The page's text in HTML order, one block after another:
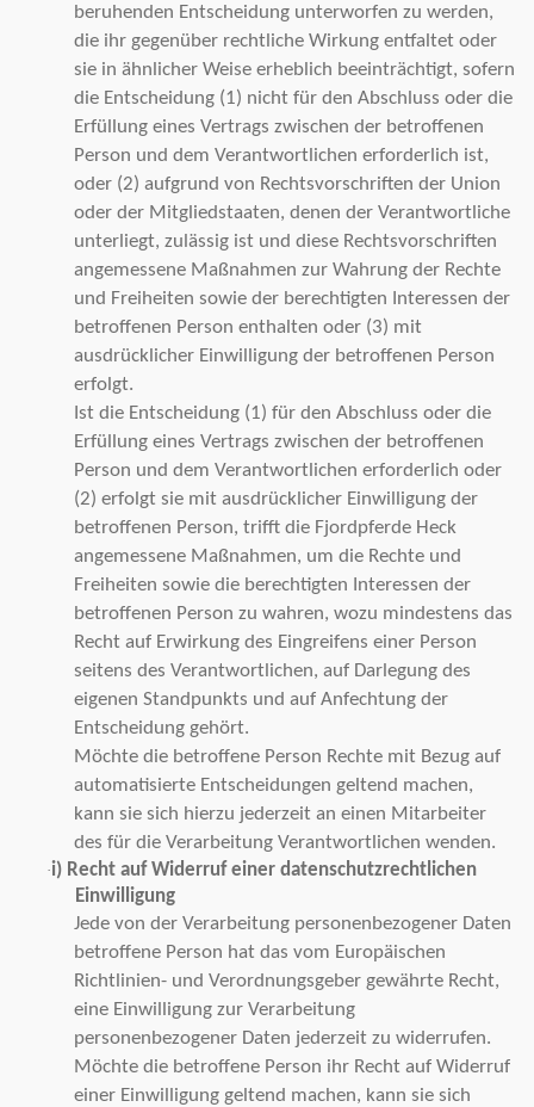
beruhenden Entscheidung unterworfen zu werden,
die ihr gegenüber rechtliche Wirkung entfaltet oder
sie in ähnlicher Weise erheblich beeinträchtigt, sofern
die Entscheidung (1) nicht für den Abschluss oder die
Erfüllung eines Vertrags zwischen der betroffenen
Person und dem Verantwortlichen erforderlich ist,
oder (2) aufgrund von Rechtsvorschriften der Union
oder der Mitgliedstaaten, denen der Verantwortliche
unterliegt, zulässig ist und diese Rechtsvorschriften
angemessene Maßnahmen zur Wahrung der Rechte
und Freiheiten sowie der berechtigten Interessen der
betroffenen Person enthalten oder (3) mit
ausdrücklicher Einwilligung der betroffenen Person
erfolgt.
Ist die Entscheidung (1) für den Abschluss oder die
Erfüllung eines Vertrags zwischen der betroffenen
Person und dem Verantwortlichen erforderlich oder
(2) erfolgt sie mit ausdrücklicher Einwilligung der
betroffenen Person, trifft die Fjordpferde Heck
angemessene Maßnahmen, um die Rechte und
Freiheiten sowie die berechtigten Interessen der
betroffenen Person zu wahren, wozu mindestens das
Recht auf Erwirkung des Eingreifens einer Person
seitens des Verantwortlichen, auf Darlegung des
eigenen Standpunkts und auf Anfechtung der
Entscheidung gehört.
Möchte die betroffene Person Rechte mit Bezug auf
automatisierte Entscheidungen geltend machen,
kann sie sich hierzu jederzeit an einen Mitarbeiter
des für die Verarbeitung Verantwortlichen wenden.
·i) Recht auf Widerruf einer datenschutzrechtlichen
Einwilligung
Jede von der Verarbeitung personenbezogener Daten
betroffene Person hat das vom Europäischen
Richtlinien- und Verordnungsgeber gewährte Recht,
eine Einwilligung zur Verarbeitung
personenbezogener Daten jederzeit zu widerrufen.
Möchte die betroffene Person ihr Recht auf Widerruf
einer Einwilligung geltend machen, kann sie sich